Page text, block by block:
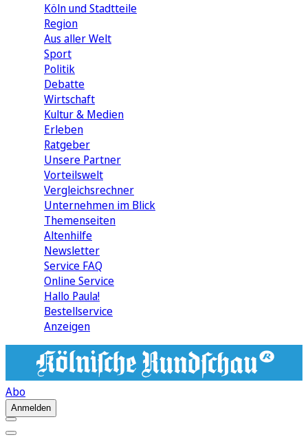
Köln und Stadtteile
Region
Aus aller Welt
Sport
Politik
Debatte
Wirtschaft
Kultur & Medien
Erleben
Ratgeber
Unsere Partner
Vorteilswelt
Vergleichsrechner
Unternehmen im Blick
Themenseiten
Altenhilfe
Newsletter
Service FAQ
Online Service
Hallo Paula!
Bestellservice
Anzeigen
Abo
Anmelden